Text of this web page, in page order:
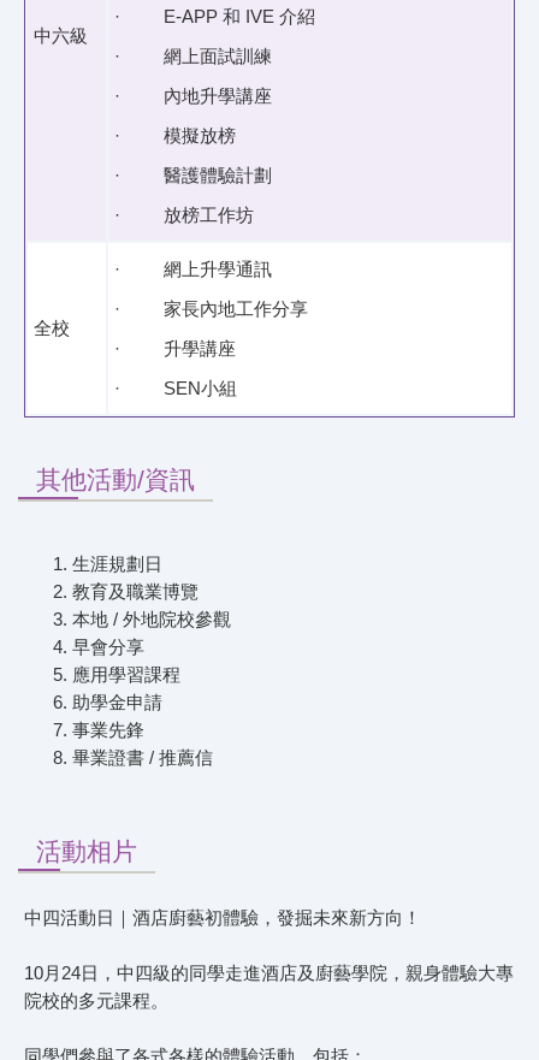
中六級
· E-APP 和 IVE 介紹
· 網上面試訓練
· 內地升學講座
· 模擬放榜
· 醫護體驗計劃
· 放榜工作坊
全校
· 網上升學通訊
· 家長內地工作分享
· 升學講座
· SEN小組
其他活動/資訊
生涯規劃日
教育及職業博覽
本地 / 外地院校參觀
早會分享
應用學習課程
助學金申請
事業先鋒
畢業證書 / 推薦信
活動相片
中四活動日｜酒店廚藝初體驗，發掘未來新方向！
10月24日，中四級的同學走進酒店及廚藝學院，親身體驗大專
院校的多元課程。
同學們參與了各式各樣的體驗活動，包括：